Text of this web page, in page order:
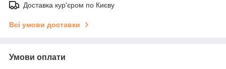
Доставка кур'єром по Києву
Всі умови доставки
Умови оплати